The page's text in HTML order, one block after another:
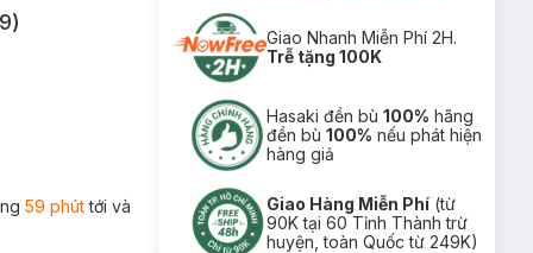
59 phúttới và
Giao Nhanh Miễn Phí 2H.
Trễ tặng 100K
Hasaki đền bù100% hãng
đền bù100% nếu phát hiện
hàng giả
Giao Hàng Miễn Phí (từ
90K tại 60 Tỉnh Thành trừ
huyện, toàn Quốc từ 249K)